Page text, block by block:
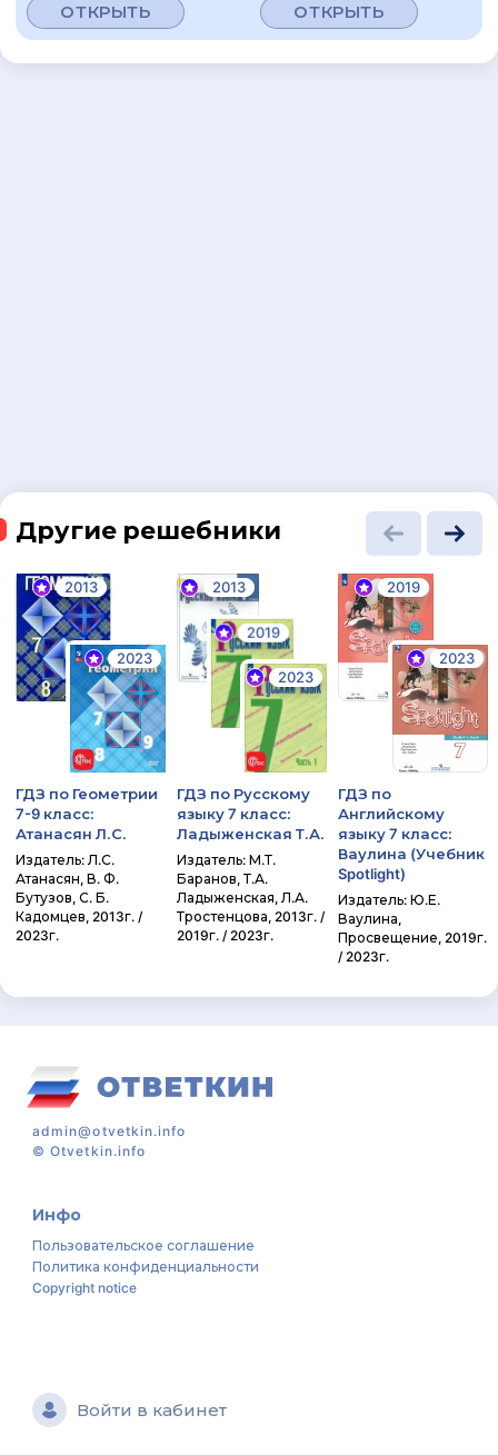
ОТКРЫТЬ ОТКРЫТЬ
Другие решебники
2013
2023
ГДЗ по Геометрии
7-9 класс:
Атанасян Л.С.
Издатель: Л.С.
Атанасян, В. Ф.
Бутузов, С. Б.
Кадомцев, 2013г. /
2023г.
2013
2019
2023
ГДЗ по Русскому
языку 7 класс:
Ладыженская Т.А.
Издатель: М.Т.
Баранов, Т.А.
Ладыженская, Л.А.
Тростенцова, 2013г. /
2019г. / 2023г.
2019
2023
ГДЗ по
Английскому
языку 7 класс:
Ваулина (Учебник
Spotlight)
Издатель: Ю.Е.
Ваулина,
Просвещение, 2019г.
/ 2023г.
admin@otvetkin.info
©Otvetkin.info
Инфо
Пользовательское соглашение
Политика конфиденциальности
Copyright notice
Войти в кабинет